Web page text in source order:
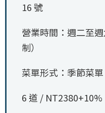
16 號
營業時間：週二至
制）
菜單形式：季節菜單
6 道 / NT2380+10%